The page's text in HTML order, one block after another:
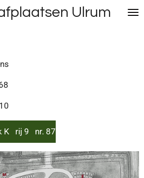
Ulrum
K rij 9 nr. 87